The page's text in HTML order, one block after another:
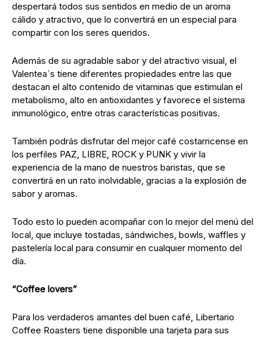
despertará todos sus sentidos en medio de un aroma
cálido y atractivo, que lo convertirá en un especial para
compartir con los seres queridos.
Además de su agradable sabor y del atractivo visual, el
Valentea´s tiene diferentes propiedades entre las que
destacan el alto contenido de vitaminas que estimulan el
metabolismo, alto en antioxidantes y favorece el sistema
inmunológico, entre otras características positivas.
También podrás disfrutar del mejor café costarricense en
los perfiles PAZ, LIBRE, ROCK y PUNK y vivir la
experiencia de la mano de nuestros baristas, que se
convertirá en un rato inolvidable, gracias a la explosión de
sabor y aromas.
Todo esto lo pueden acompañar con lo mejor del menú del
local, que incluye tostadas, sándwiches, bowls, waffles y
pastelería local para consumir en cualquier momento del
día.
“Coffee lovers”
Para los verdaderos amantes del buen café, Libertario
Coffee Roasters tiene disponible una tarjeta para sus